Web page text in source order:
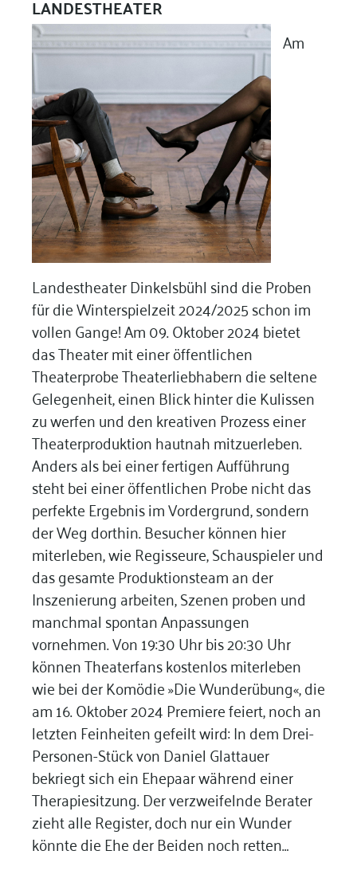
LANDESTHEATER
Am
Landestheater Dinkelsbühl sind die Proben
für die Winterspielzeit 2024/2025 schon im
vollen Gange! Am 09. Oktober 2024 bietet
das Theater mit einer öffentlichen
Theaterprobe Theaterliebhabern die seltene
Gelegenheit, einen Blick hinter die Kulissen
zu werfen und den kreativen Prozess einer
Theaterproduktion hautnah mitzuerleben.
Anders als bei einer fertigen Aufführung
steht bei einer öffentlichen Probe nicht das
perfekte Ergebnis im Vordergrund, sondern
der Weg dorthin. Besucher können hier
miterleben, wie Regisseure, Schauspieler und
das gesamte Produktionsteam an der
Inszenierung arbeiten, Szenen proben und
manchmal spontan Anpassungen
vornehmen. Von 19:30 Uhr bis 20:30 Uhr
können Theaterfans kostenlos miterleben
wie bei der Komödie »Die Wunderübung«, die
am 16. Oktober 2024 Premiere feiert, noch an
letzten Feinheiten gefeilt wird: In dem Drei-
Personen-Stück von Daniel Glattauer
bekriegt sich ein Ehepaar während einer
Therapiesitzung. Der verzweifelnde Berater
zieht alle Register, doch nur ein Wunder
könnte die Ehe der Beiden noch retten…